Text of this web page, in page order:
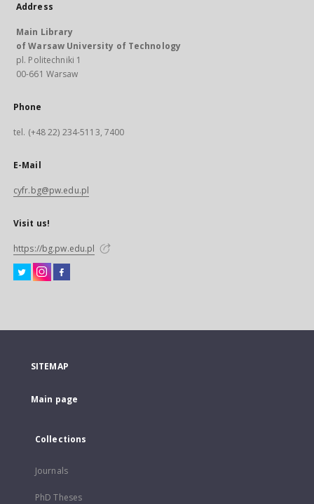
Address
Main Library
of Warsaw University of Technology
pl. Politechniki 1
00-661 Warsaw
Phone
tel. (+48 22) 234-5113, 7400
E-Mail
cyfr.bg@pw.edu.pl
Visit us!
https://bg.pw.edu.pl
SITEMAP
Main page
Collections
Journals
PhD Theses